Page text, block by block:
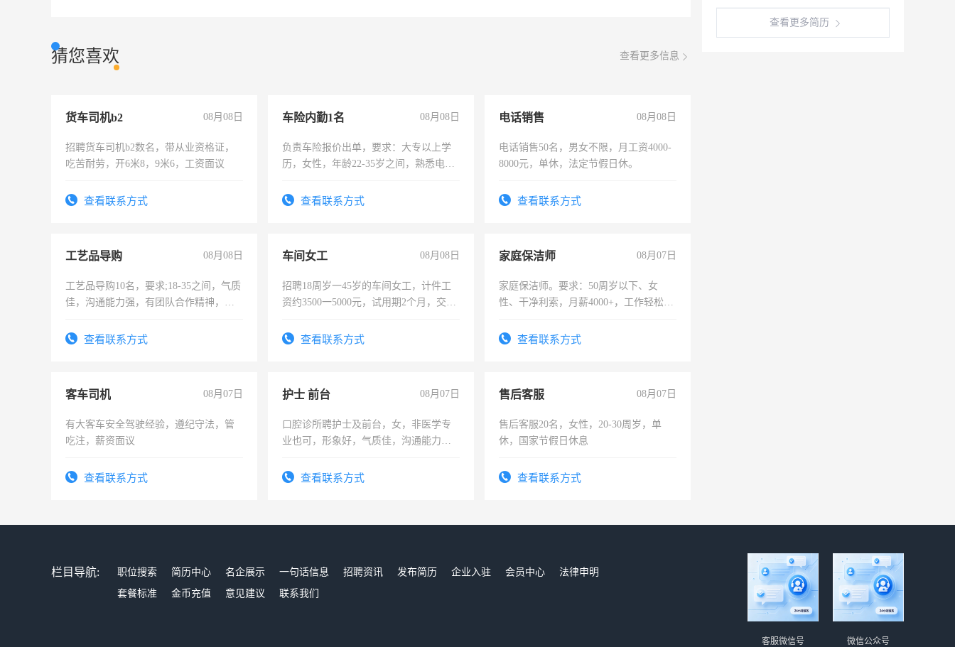
猜您喜欢 查看更多信息
货车司机b2 08月08日
招聘货车司机b2数名，带从业资格证，
吃苦耐劳，开6米8，9米6，工资面议
查看联系方式
车险内勤1名 08月08日
负责车险报价出单，要求：大专以上学
历，女性，年龄22-35岁之间，熟悉电脑
试用期1-3个月，转正后交纳五险，
查看联系方式
电话销售 08月08日
电话销售50名，男女不限，月工资4000-
8000元，单休，法定节假日休。
查看联系方式
工艺品导购 08月08日
工艺品导购10名，要求;18-35之间，气质
佳，沟通能力强，有团队合作精神，有
查看联系方式
车间女工 08月08日
招聘18周岁一45岁的车间女工，计件工
资约3500一5000元，试用期2个月，交五
查看联系方式
家庭保洁师 08月07日
家庭保洁师。要求：50周岁以下、女
性、干净利索，月薪4000+，工作轻松，
太太等。查看联系方式
客车司机 08月07日
有大客车安全驾驶经验，遵纪守法，管
吃注，薪资面议
查看联系方式
护士 前台 08月07日
口腔诊所聘护士及前台，女，非医学专
业也可，形象好，气质佳，沟通能力
查看联系方式
售后客服 08月07日
售后客服20名，女性，20-30周岁，单
休，国家节假日休息
查看联系方式
查看更多简历
栏目导航: 职位搜索 简历中心 名企展示 一句话信息 招聘资讯 发布简历 企业入驻 会员中心
法律申明
套餐标准
金币充值 意见建议 联系我们
微信公众号
客服微信号